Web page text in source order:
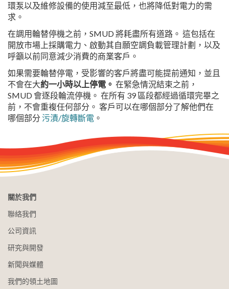
環泵以及維修設備的使用減至最低，也將降低對電力的需
求。
在調用輪替停機之前，SMUD 將耗盡所有道路。 這包括在
開放市場上採購電力、啟動其自願空調負載管理計劃，以及
呼籲以前同意減少消費的商業客戶。
如果需要輪替停電，受影響的客戶將盡可能提前通知，並且
不會在大約一小時以上停電。 在緊急情況結束之前，
SMUD 會逐段輪流停機。 在所有 39 區段都經過循環完畢之
前，不會重複任何部分。 客戶可以在哪個部分了解他們在
哪個部分 污漬/旋轉斷電 。
關於我們
聯絡我們
公司資訊
研究與開發
新聞與媒體
我們的領土地圖